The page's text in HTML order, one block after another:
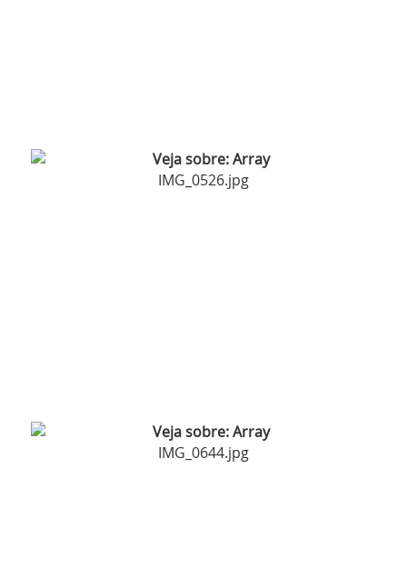
IMG_0526.jpg
IMG_0644.jpg